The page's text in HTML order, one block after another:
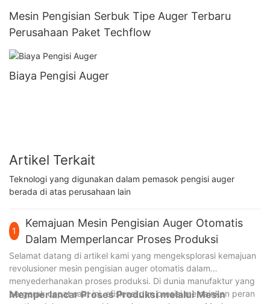
Mesin Pengisian Serbuk Tipe Auger Terbaru
Perusahaan Paket Techflow
Biaya Pengisi Auger
Artikel Terkait
Teknologi yang digunakan dalam pemasok pengisi auger
berada di atas perusahaan lain
1
Kemajuan Mesin Pengisian Auger Otomatis
Dalam Memperlancar Proses Produksi
Selamat datang di artikel kami yang mengeksplorasi kemajuan
revolusioner mesin pengisian auger otomatis dalam
menyederhanakan proses produksi. Di dunia manufaktur yang
bergerak cepat saat ini, efisiensi dan presisi memainkan peran
Memperlancar Proses Produksi melalui Mesin